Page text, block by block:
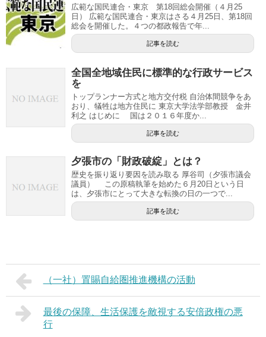
広範な国民連合・東京 第18回総会開催（４月25
日） 広範な国民連合・東京はさる４月25日、第18回
総会を開催した。４つの都政報告で年...
記事を読む
全国全地域住民に標準的な行政サービス
を
トップランナー方式と地方交付税 自治体間競争をあ
おり、犠牲は地方住民に 東京大学法学部教授 金井
利之 はじめに 国は２０１６年度か...
記事を読む
夕張市の「財政破綻」とは？
歴史を振り返り要因を読み取る 厚谷司（夕張市議会
議員） この原稿執筆を始めた６月20日という日
は、夕張市にとって大きな転換の日の一つで...
記事を読む
（一社）置賜自給圏推進機構の活動
最後の保障、生活保護を敵視する安倍政権の悪
行